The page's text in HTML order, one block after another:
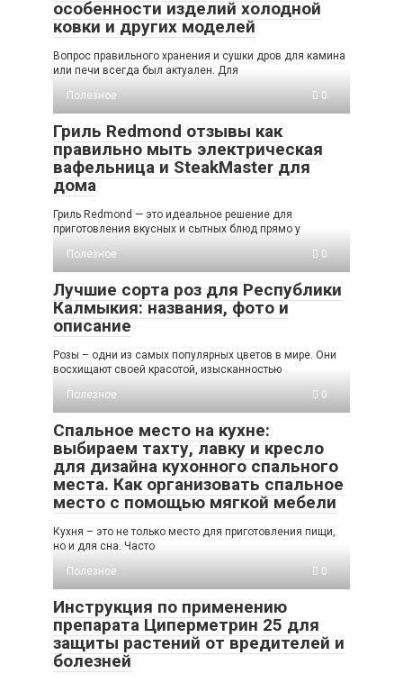
особенности изделий холодной
ковки и других моделей
Вопрос правильного хранения и сушки дров для камина
или печи всегда был актуален. Для
Полезное
0
Гриль Redmond отзывы как
правильно мыть электрическая
вафельница и SteakMaster для
дома
Гриль Redmond — это идеальное решение для
приготовления вкусных и сытных блюд прямо у
Полезное
0
Лучшие сорта роз для Республики
Калмыкия: названия, фото и
описание
Розы – одни из самых популярных цветов в мире. Они
восхищают своей красотой, изысканностью
Полезное
0
Спальное место на кухне:
выбираем тахту, лавку и кресло
для дизайна кухонного спального
места. Как организовать спальное
место с помощью мягкой мебели
Кухня – это не только место для приготовления пищи,
но и для сна. Часто
Полезное
0
Инструкция по применению
препарата Циперметрин 25 для
защиты растений от вредителей и
болезней